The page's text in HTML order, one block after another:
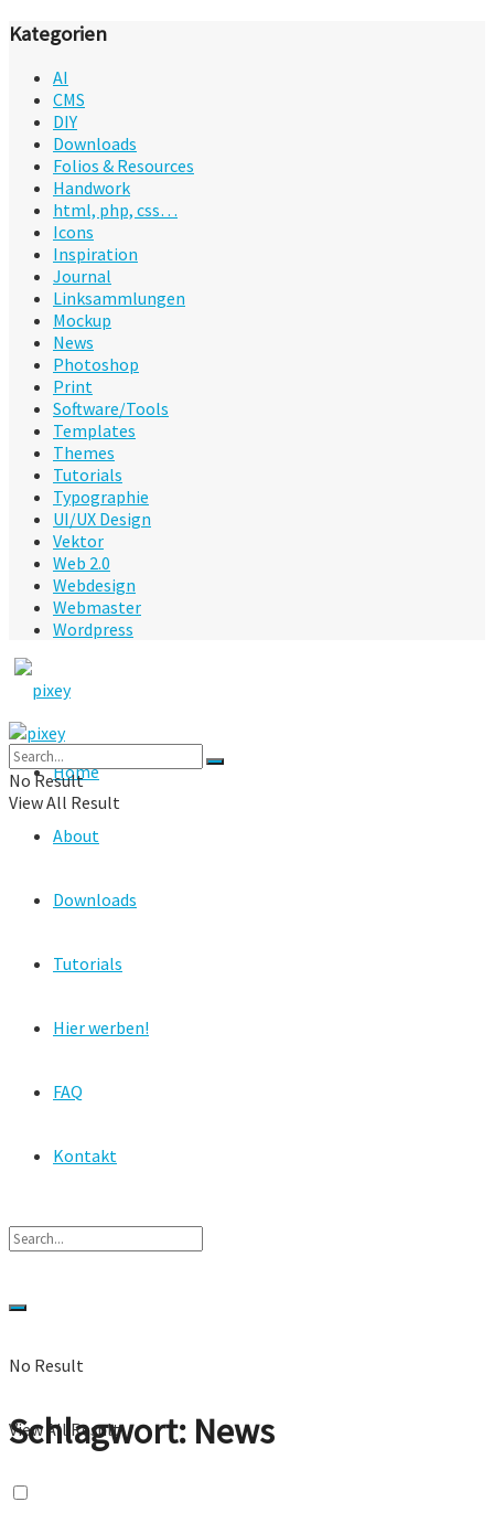
Kategorien
AI
CMS
DIY
Downloads
Folios & Resources
Handwork
html, php, css…
Icons
Inspiration
Journal
Linksammlungen
Mockup
News
Photoshop
Print
Software/Tools
Templates
Themes
Tutorials
Typographie
UI/UX Design
Vektor
Web 2.0
Webdesign
Webmaster
Wordpress
Home
About
Downloads
Tutorials
Hier werben!
FAQ
Kontakt
No Result
View All Result
No Result
View All Result
Schlagwort: News